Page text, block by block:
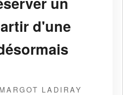
d'une
LADIRAY